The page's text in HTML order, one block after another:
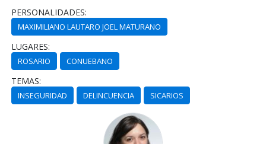
PERSONALIDADES:
MAXIMILIANO LAUTARO JOEL MATURANO
LUGARES:
ROSARIO CONUEBANO
TEMAS:
INSEGURIDAD DELINCUENCIA SICARIOS